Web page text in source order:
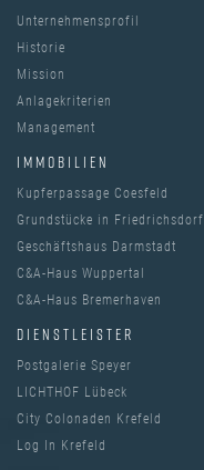
Unternehmensprofil
Historie
Mission
Anlagekriterien
Management
IMMOBILIEN
Kupferpassage Coesfeld
Grundstücke in Friedrichsdorf
Geschäftshaus Darmstadt
C&A-Haus Wuppertal
C&A-Haus Bremerhaven
DIENSTLEISTER
Postgalerie Speyer
LICHTHOF Lübeck
City Colonaden Krefeld
Log In Krefeld